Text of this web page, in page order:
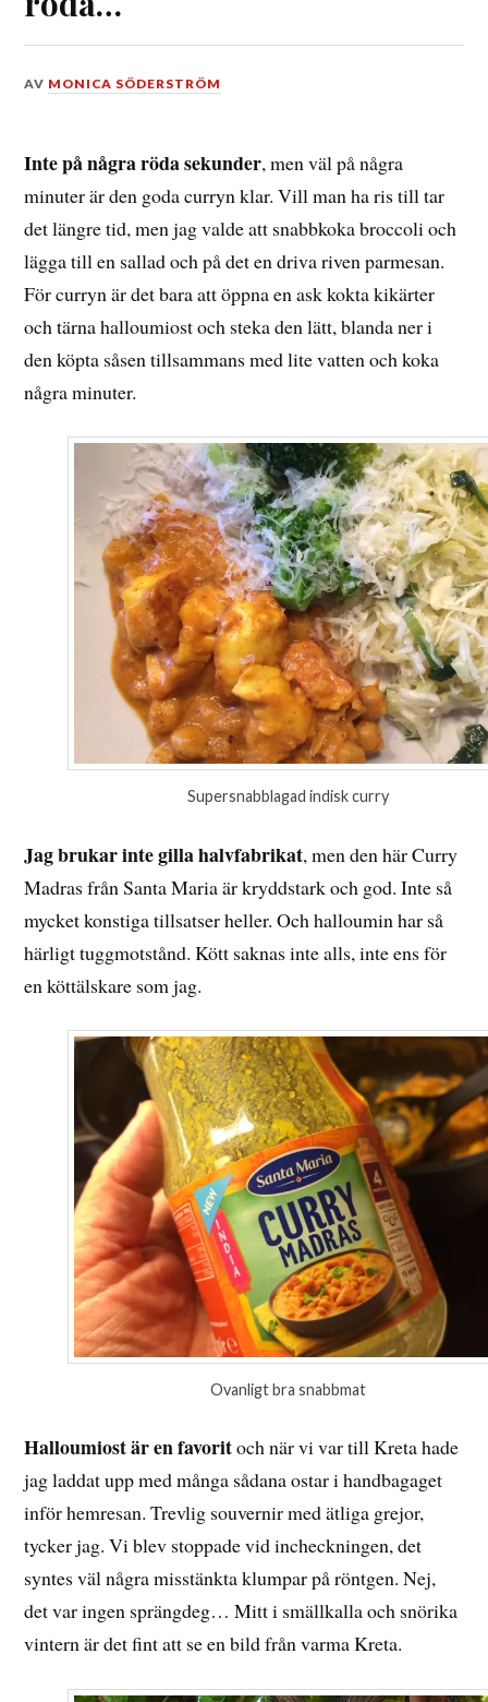
DEN
2018
AV MONICA SÖDERSTRÖM
Inte på några röda sekunder, men väl på några
minuter är den goda curryn klar. Vill man ha ris till tar
det längre tid, men jag valde att snabbkoka broccoli och
lägga till en sallad och på det en driva riven parmesan.
För curryn är det bara att öppna en ask kokta kikärter
och tärna halloumiost och steka den lätt, blanda ner i
den köpta såsen tillsammans med lite vatten och koka
några minuter.
Supersnabblagad indisk curry
Jag brukar inte gilla halvfabrikat, men den här Curry
Madras från Santa Maria är kryddstark och god. Inte så
mycket konstiga tillsatser heller. Och halloumin har så
härligt tuggmotstånd. Kött saknas inte alls, inte ens för
en köttälskare som jag.
Ovanligt bra snabbmat
Halloumiost är en favoritoch när vi var till Kreta hade
jag laddat upp med många sådana ostar i handbagaget
inför hemresan. Trevlig souvernir med ätliga grejor,
tycker jag. Vi blev stoppade vid incheckningen, det
syntes väl några misstänkta klumpar på röntgen. Nej,
det var ingen sprängdeg… Mitt i smällkalla och snörika
vintern är det fint att se en bild från varma Kreta.